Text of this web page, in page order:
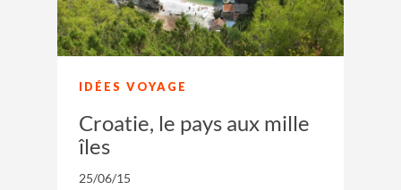
IDÉES VOYAGE
Croatie, le pays aux mille
îles
25/06/15